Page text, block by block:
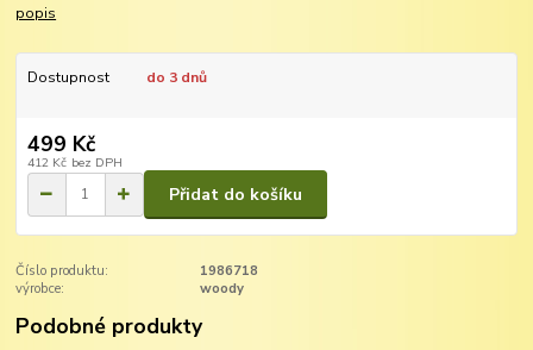
popis
Dostupnost do 3 dnů
499 Kč
412 Kč bez DPH
Přidat do košíku
Číslo produktu:
1986718
výrobce:
woody
Podobné produkty